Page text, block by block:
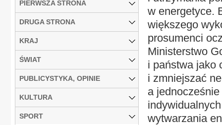
w energetyce.
większego
prosumenci
Ministerstwo
i państwa jako
i zmniejszać
a
wytwarzania
PIERWSZA STRONA
DRUGA STRONA
KRAJ
ŚWIAT
PUBLICYSTYKA, OPINIE
KULTURA
SPORT